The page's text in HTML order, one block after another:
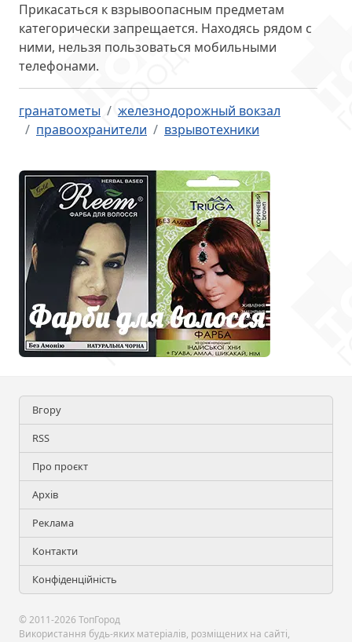
Прикасаться к взрывоопасным предметам
категорически запрещается. Находясь рядом с
ними, нельзя пользоваться мобильными
телефонами.
гранатометы
железнодорожный вокзал
правоохранители
взрывотехники
Вгору
RSS
Про проєкт
Архів
Реклама
Контакти
Конфіденційність
© 2011-2026 ТопГород
Використання будь-яких матеріалів, розміщених на сайті,